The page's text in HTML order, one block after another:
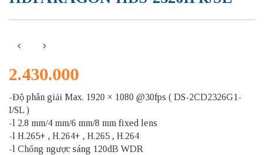
2.430.000
-Độ phân giải Max. 1920 × 1080 @30fps ( DS-2CD2326G1-
I/SL )
-l 2.8 mm/4 mm/6 mm/8 mm fixed lens
-l H.265+ , H.264+ , H.265 , H.264
-l Chống ngược sáng 120dB WDR